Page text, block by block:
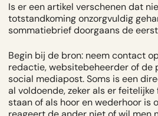
Is er een artikel verschenen dat
totstandkoming onzorgvuldig
sommatiebrief doorgaans de
Begin bij de bron: neem contact
redactie, websitebeheerder of de
social mediapost. Soms is een
al voldoende, zeker als er
staan of als hoor en wederhoor is